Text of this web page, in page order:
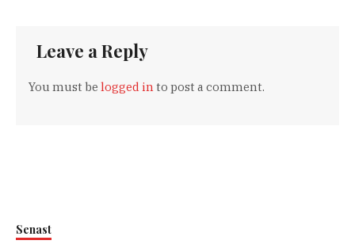
Leave a Reply
You must belogged in to post a comment.
Senast